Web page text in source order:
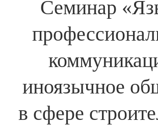
Семинар
иноязычное
в сфере